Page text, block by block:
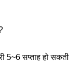
5~6 सप्ताह हो सकती